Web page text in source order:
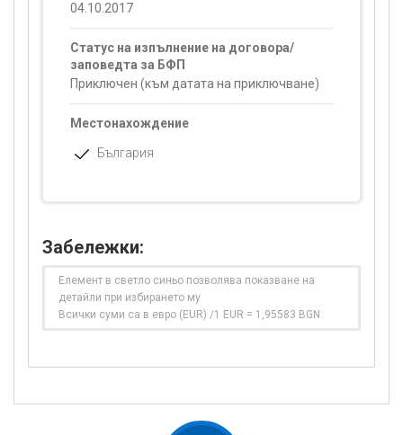
04.10.2017
Статус на изпълнение на договора/
заповедта за БФП
Приключен (към датата на приключване)
Местонахождение
България
Забележки:
Елемент в светло синьо позволява показване на
детайли при избирането му
Всички суми са в евро (EUR) /1 EUR = 1,95583 BGN